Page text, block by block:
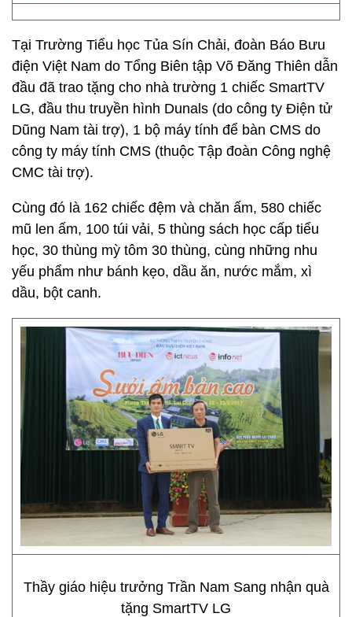
Tại Trường Tiểu học Tủa Sín Chải, đoàn Báo Bưu
điện Việt Nam do Tổng Biên tập Võ Đăng Thiên dẫn
đầu đã trao tặng cho nhà trường 1 chiếc SmartTV
LG, đầu thu truyền hình Dunals (do công ty Điện tử
Dũng Nam tài trợ), 1 bộ máy tính để bàn CMS do
công ty máy tính CMS (thuộc Tập đoàn Công nghệ
CMC tài trợ).
Cùng đó là 162 chiếc đệm và chăn ấm, 580 chiếc
mũ len ấm, 100 túi vải, 5 thùng sách học cấp tiểu
học, 30 thùng mỳ tôm 30 thùng, cùng những nhu
yếu phẩm như bánh kẹo, dầu ăn, nước mắm, xì
dầu, bột canh.
Thầy giáo hiệu trưởng Trần Nam Sang nhận quà
tặng SmartTV LG